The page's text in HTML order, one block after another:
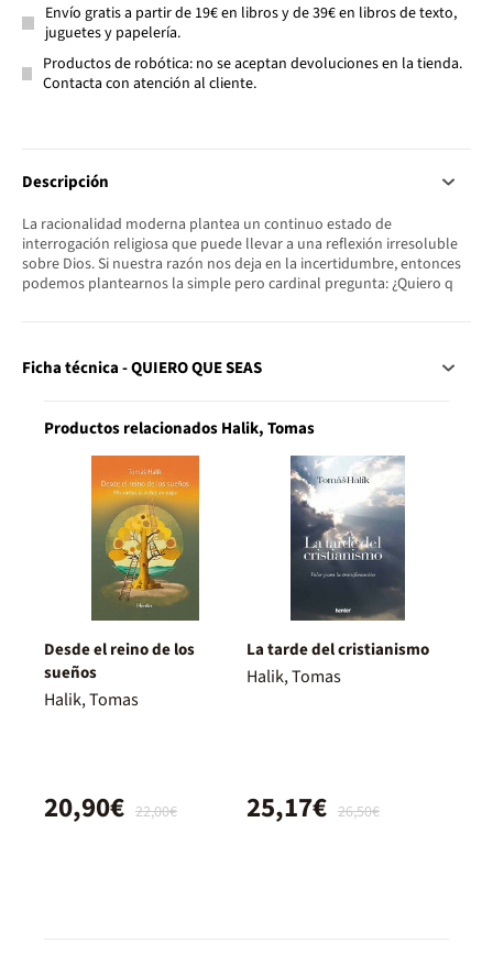
Envío gratis a partir de 19€ en libros y de 39€ en libros de texto,
juguetes y papelería.
Productos de robótica: no se aceptan devoluciones en la tienda.
Contacta con atención al cliente.
Descripción
La racionalidad moderna plantea un continuo estado de
interrogación religiosa que puede llevar a una reflexión irresoluble
sobre Dios. Si nuestra razón nos deja en la incertidumbre, entonces
podemos plantearnos la simple pero cardinal pregunta: ¿Quiero q
Ficha técnica - QUIERO QUE SEAS
Productos relacionados Halik, Tomas
Desde el reino de los
sueños
Halik, Tomas
22,00€
20,90€
La tarde del cristianismo
Halik, Tomas
26,50€
25,17€